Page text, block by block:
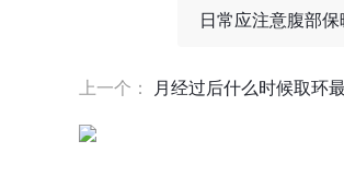
日常应注意腹部
上一个： 月经过后什么时候取环